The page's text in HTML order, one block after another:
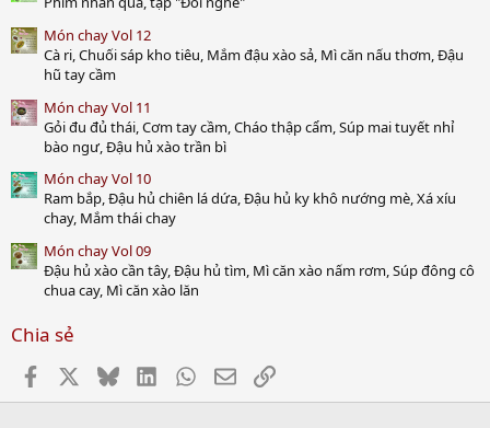
Món chay Vol 12
Cà ri, Chuối sáp kho tiêu, Mắm đậu xào sả, Mì căn nấu thơm, Đậu
hũ tay cầm
Món chay Vol 11
Gỏi đu đủ thái, Cơm tay cầm, Cháo thập cẩm, Súp mai tuyết nhỉ
bào ngư, Đậu hủ xào trần bì
Món chay Vol 10
Ram bắp, Đậu hủ chiên lá dứa, Đậu hủ ky khô nướng mè, Xá xíu
chay, Mắm thái chay
Món chay Vol 09
Đậu hủ xào cần tây, Đậu hủ tìm, Mì căn xào nấm rơm, Súp đông cô
chua cay, Mì căn xào lăn
Chia sẻ
Facebook BlueskyLinkedInWhatsApp
EmailLink